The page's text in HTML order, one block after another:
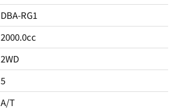
DBA-RG1
2000.0cc
2WD
5
A/T